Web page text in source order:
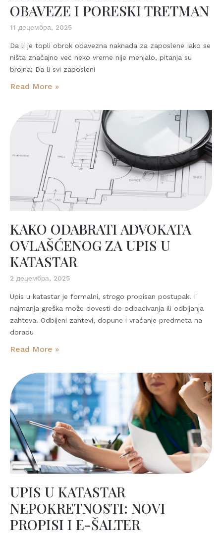
OBAVEZE I PORESKI TRETMAN
11 децембра, 2025
Da li je topli obrok obavezna naknada za zaposlene Iako se
ništa značajno već neko vreme nije menjalo, pitanja su
brojna: Da li svi zaposleni
Read More »
KAKO ODABRATI ADVOKATA
OVLAŠĆENOG ZA UPIS U
KATASTAR
2 децембра, 2025
Upis u katastar je formalni, strogo propisan postupak. I
najmanja greška može dovesti do odbacivanja ili odbijanja
zahteva. Odbijeni zahtevi, dopune i vraćanje predmeta na
doradu
Read More »
UPIS U KATASTAR
NEPOKRETNOSTI: NOVI
PROPISI I E-ŠALTER